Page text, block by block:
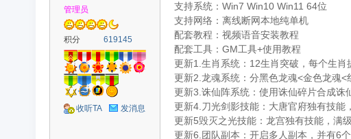
管理员
积分 619145
收听TA 发消息
支持系统：Win7 Win10 Win11 64位
支持网络：离线断网本地纯单机
配套教程：视频语音安装教程
配套工具：GM工具+使用教程
更新1.生肖系统：12生肖突破，每个生肖
更新2.龙魂系统：分黑色龙魂<金色龙魂<
更新3.诛仙阵系统：使用诛仙碎片合成诛
更新4.刀光剑影技能：大唐官府独有技能
更新5毁灭之光技能：龙宫独有技能，满
更新6.团队副本：开启多人副本，并有6个